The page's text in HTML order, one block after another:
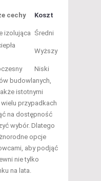
cechy Koszt
izolująca Średni
Wyższy
Niski
budowlanych,
istotnymi
przypadkach
na dostępność
wybór. Dlatego
opcje
aby podjąć
nie tylko
na lata.